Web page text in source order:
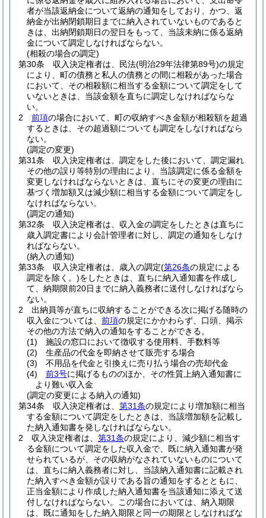
者が当該返納金について返納の通知をしており、かつ、返
納金が出納閉鎖期日までに納入されていないものであると
きは、出納閉鎖期日の翌日をもって、当該未納に係る返納
金について調定しなければならない。
(相殺の場合の調定)
第30条
収入決定権者は、民法(明治29年法律第89号)の規定
により、町の債務と私人の債務との間に相殺があった場合
において、その相殺額に相当する金額について調定をして
いないときは、当該金額を直ちに調定しなければならな
い。
2
前項の場合において、町の収納すべき金額が相殺額を超過
するときは、その超過額についても調定をしなければなら
ない。
(調定の変更)
第31条
収入決定権者は、調定をした後において、調定漏れ
その他の誤り等特別の理由により、当該調定に係る金額を
変更しなければならないときは、直ちにその変更の理由に
基づく増加額又は減少額に相当する金額について調定をし
なければならない。
(調定の通知)
第32条
収入決定権者は、収入金の調定をしたときは直ちに
歳入調定書により会計管理者に対し、調定の通知をしなけ
ればならない。
(納入の通知)
第33条
収入決定権者は、歳入の調定(第26条の規定による
調定を除く。)をしたときは、直ちに納入通知書を作成し
て、納期限前20日までに納入義務者に送付しなければなら
ない。
2
出納員等が直ちに収納することができる次に掲げる随時の
収入金については、 前項の規定にかかわらず、口頭、掲示
その他の方法で納入の通知をすることができる。
(1)
施設の窓口において徴収する使用料、手数料等
(2)
生産品の代金を即納させて販売する場合
(3)
不用品を代金と引換えに売り払う場合の売却代金
(4)
前3号に掲げるもののほか、その性質上納入通知書に
より難い収入金
(調定の変更による納入の通知)
第34条
収入決定権者は、 第31条の規定により増加額に相当
する金額について調定をしたときは、当該増加額を記載し
た納入通知書を発しなければならない。
2
収入決定権者は、 第31条の規定により、減少額に相当す
る金額について調定をした収入金で、既に納入通知書が発
せられているが、その収納がなされていないものについて
は、直ちに納入義務者に対し、当該納入通知書に記載され
た納入すべき金額が誤りである旨の通知をするとともに、
正当金額により作成した納入通知書を当該通知に添えて送
付しなければならない。
この場合においては、納入期限
は、既に通知をした納入期限と同一の期限としなければな